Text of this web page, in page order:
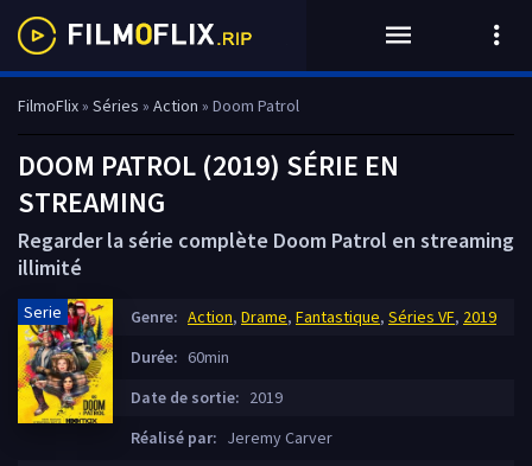
FilmoFlix» Séries » Action » Doom Patrol
DOOM PATROL (2019) SÉRIE EN
STREAMING
Regarder la série complète Doom Patrol en streaming
illimité
Serie Genre: Action, Drame, Fantastique, Séries VF, 2019
Durée: 60min
Date de sortie: 2019
Réalisé par: Jeremy Carver